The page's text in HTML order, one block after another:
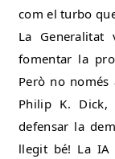
com el turbo
La
fomentar la
Però no només
Philip K.
defensar la
llegit bé! La IA